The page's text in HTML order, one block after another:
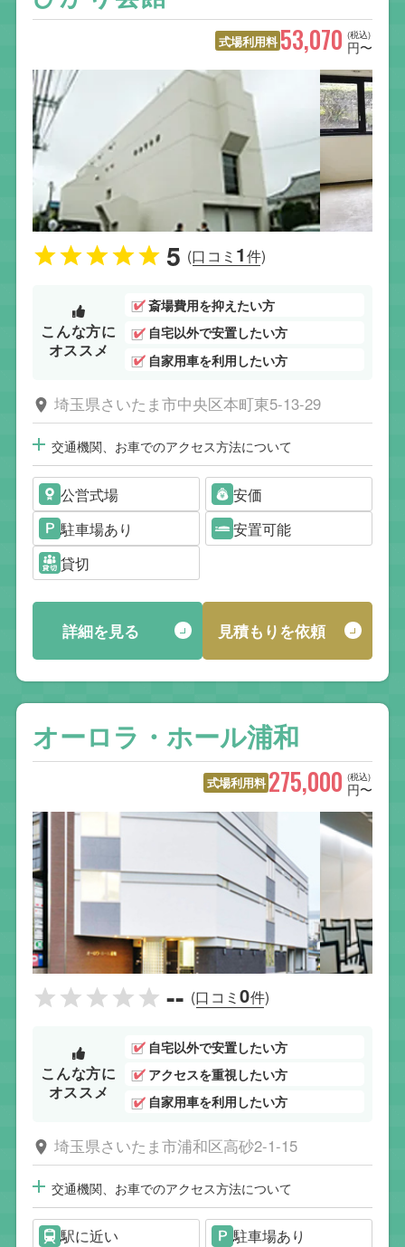
式場利用料 (税込)
53,070 円〜
5 (口コミ 1件)
こんな方に
オススメ
斎場費用を抑えたい方
自宅以外で安置したい方
自家用車を利用したい方
埼玉県さいたま市中央区本町東5-13-29
交通機関、お車でのアクセス方法について
公営式場
安価
駐車場あり
安置可能
貸切
詳細を見る 見積もりを依頼
オーロラ・ホール浦和
式場利用料 (税込)
275,000 円〜
-- (口コミ0件)
こんな方に
オススメ
自宅以外で安置したい方
アクセスを重視したい方
自家用車を利用したい方
埼玉県さいたま市浦和区高砂2-1-15
交通機関、お車でのアクセス方法について
駅に近い
駐車場あり